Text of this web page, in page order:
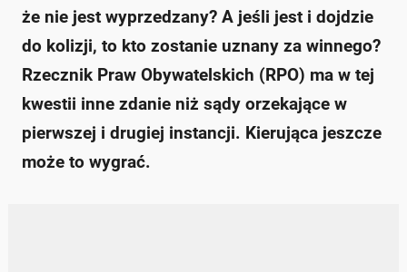
że nie jest wyprzedzany? A jeśli jest i dojdzie
do kolizji, to kto zostanie uznany za winnego?
Rzecznik Praw Obywatelskich (RPO) ma w tej
kwestii inne zdanie niż sądy orzekające w
pierwszej i drugiej instancji. Kierująca jeszcze
może to wygrać.